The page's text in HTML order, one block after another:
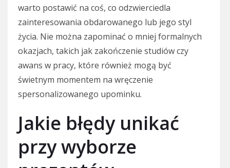
warto postawić na coś, co odzwierciedla
zainteresowania obdarowanego lub jego styl
życia. Nie można zapominać o mniej formalnych
okazjach, takich jak zakończenie studiów czy
awans w pracy, które również mogą być
świetnym momentem na wręczenie
spersonalizowanego upominku.
Jakie błędy unikać
przy wyborze